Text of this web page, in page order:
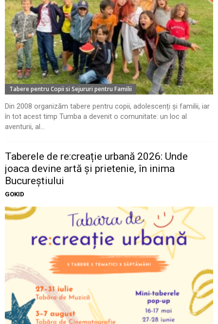
Tabere pentru Copii si Sejururi pentru Familii
Din 2008 organizăm tabere pentru copii, adolescenți și familii, iar
în tot acest timp Tumba a devenit o comunitate: un loc al
aventurii, al...
Taberele de re:creație urbană 2026: Unde
joaca devine artă și prietenie, în inima
Bucureștiului
GOKID